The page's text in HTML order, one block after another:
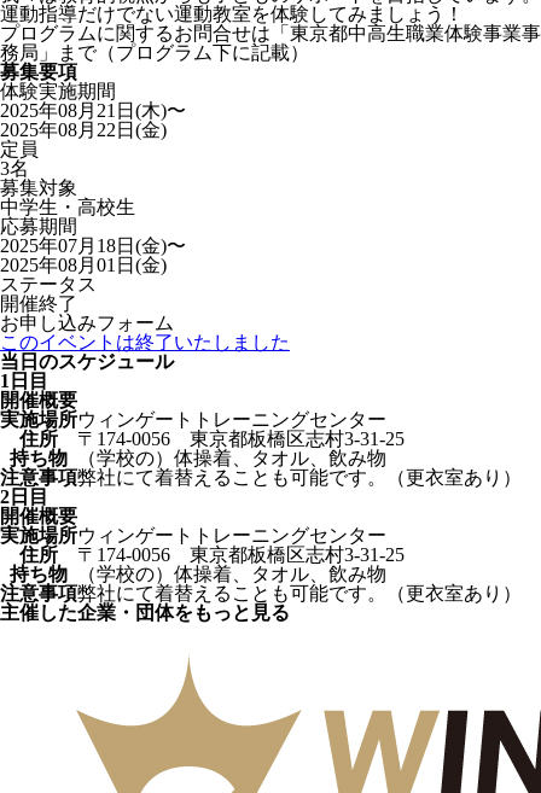
運動指導だけでない運動教室を体験してみましょう！
プログラムに関するお問合せは「東京都中高生職業体験事業事
務局」まで（プログラム下に記載）
募集要項
体験実施期間
2025年08月21日(木)〜
2025年08月22日(金)
定員
3名
募集対象
中学生・高校生
応募期間
2025年07月18日(金)〜
2025年08月01日(金)
ステータス
開催終了
お申し込みフォーム
このイベントは終了いたしました
当日のスケジュール
1日目
開催概要
実施場所ウィンゲートトレーニングセンター
住所
〒174-0056 東京都板橋区志村3-31-25
持ち物
（学校の）体操着、タオル、飲み物
注意事項弊社にて着替えることも可能です。（更衣室あり）
2日目
開催概要
実施場所ウィンゲートトレーニングセンター
住所
〒174-0056 東京都板橋区志村3-31-25
持ち物
（学校の）体操着、タオル、飲み物
注意事項弊社にて着替えることも可能です。（更衣室あり）
主催した企業・団体をもっと見る